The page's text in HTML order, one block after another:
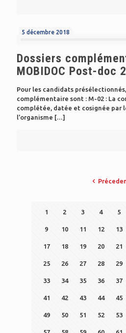
5 décembre 2018
Dossiers
MOBIDOC Post-doc
Pour les candidats
complémentaire sont : M-02 : La
complétée, datée et cosignée par
l’organisme […]
1 2 3 4 5
9 10 11 12 13
17 18 19 20 21
25 26 27 28 29
33 34 35 36 37
41 42 43 44 45
49 50 51 52 53